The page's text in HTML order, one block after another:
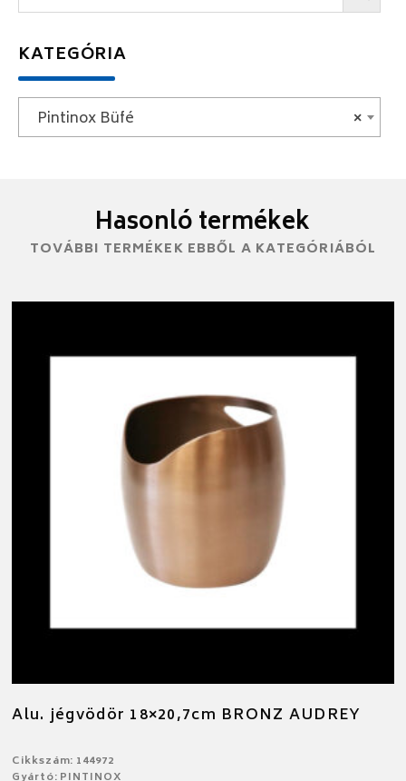
KATEGÓRIA
×
Pintinox Büfé
Hasonló termékek
TOVÁBBI TERMÉKEK EBBŐL A KATEGÓRIÁBÓL
Alu. jégvödör 18×20,7cm BRONZ AUDREY
Cikkszám: 144972